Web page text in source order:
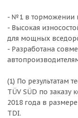
- №1 в торможении
- Высокая
для мощных
- Разработана
(1) По результатам
TÜV SÜD по заказу
2018 года в
TDI.